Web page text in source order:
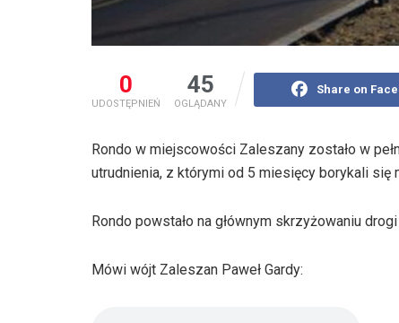
0
UDOSTĘPNIEŃ
45
OGLĄDANY
Share on
Rondo w miejscowości Zaleszany zostało w
utrudnienia, z którymi od 5 miesięcy borykali się
Rondo powstało na głównym skrzyżowaniu
Mówi wójt Zaleszan Paweł Gardy: